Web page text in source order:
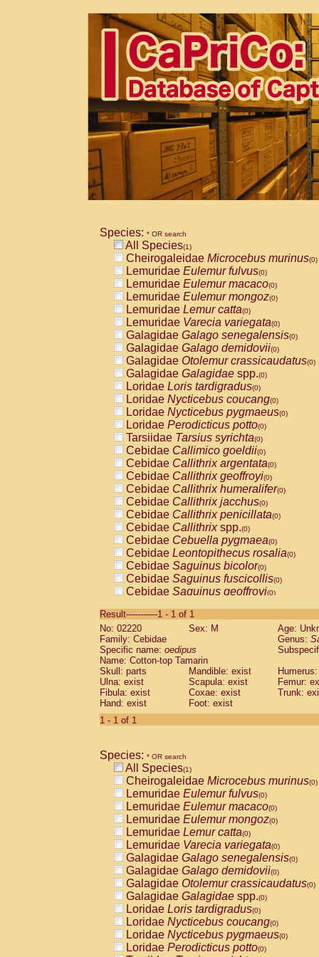
Species: * OR search
All Species(1)
Cheirogaleidae Microcebus murinus(0)
Lemuridae Eulemur fulvus(0)
Lemuridae Eulemur macaco(0)
Lemuridae Eulemur mongoz(0)
Lemuridae Lemur catta(0)
Lemuridae Varecia variegata(0)
Galagidae Galago senegalensis(0)
Galagidae Galago demidovii(0)
Galagidae Otolemur crassicaudatus(0)
Galagidae Galagidae spp.(0)
Loridae Loris tardigradus(0)
Loridae Nycticebus coucang(0)
Loridae Nycticebus pygmaeus(0)
Loridae Perodicticus potto(0)
Tarsiidae Tarsius syrichta(0)
Cebidae Callimico goeldii(0)
Cebidae Callithrix argentata(0)
Cebidae Callithrix geoffroyi(0)
Cebidae Callithrix humeralifer(0)
Cebidae Callithrix jacchus(0)
Cebidae Callithrix penicillata(0)
Cebidae Callithrixspp.(0)
Cebidae Cebuella pygmaea(0)
Cebidae Leontopithecus rosalia(0)
Cebidae Saguinus bicolor(0)
Cebidae Saguinus fuscicollis(0)
Cebidae Saguinus geoffroyi(0)
CebidaeSaguinus labiatus(0)
Cebidae Saguinus leucopus (0)
Cebidae
CebidaeSaguinus mystax
Cebidae Saguinus nigricollis (0)
Cebidae Saguinus oedipus
Cebidae Saguinus weddelli
Cebidae Saguinusspp.
Cebidae
CebidaeCebus capucinus
CebidaeCebus nigrivittatus
CebidaeCebus spp.(0)
CebidaeSaimiri boliviensis(0)
CebidaeSaimiri sciureus(0)
AtelidaeAlouatta caraya(0)
AtelidaeAlouatta fusca(0)
AtelidaeAlouatta seniculus(0)
AtelidaeAlouattaspp.(0)
AtelidaeAteles belzebuth(0)
AtelidaeAteles geoffroyi(0)
AtelidaeAteles paniscus(0)
AtelidaeAtelesspp.(0)
AtelidaeLagothrix lagothricha(0)
AtelidaeLagothrix lagothricha cana
PitheciidaeCacajao calvus
Result-----------1 - 1 of 1
No: 02220
Sex: M
Age:
Family: Cebidae
Genus:
Specific name: oedipus
Name: Cotton-top Tamarin
Skull: parts
Mandible: exist
Ulna: exist
Scapula: exist
Femur:
Fibula: exist
Coxae: exist
Trunk:
Hand: exist
Foot: exist
1 - 1 of 1
Species: * OR search
All Species(1)
Cheirogaleidae Microcebus murinus(0)
Lemuridae Eulemur fulvus(0)
Lemuridae Eulemur macaco(0)
Lemuridae Eulemur mongoz(0)
Lemuridae Lemur catta(0)
Lemuridae Varecia variegata(0)
Galagidae Galago senegalensis(0)
Galagidae Galago demidovii(0)
Galagidae Otolemur crassicaudatus(0)
Galagidae Galagidae spp.(0)
Loridae Loris tardigradus(0)
Loridae Nycticebus coucang(0)
Loridae Nycticebus pygmaeus(0)
Loridae Perodicticus potto(0)